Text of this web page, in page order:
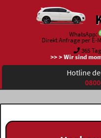
WhatsApp:
Direkt Anfrage per E-
365
>> > Wir sind
Hotline